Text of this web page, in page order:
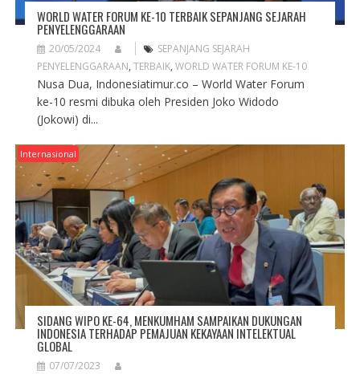
WORLD WATER FORUM KE-10 TERBAIK SEPANJANG SEJARAH
PENYELENGGARAAN
20/05/2024
SEPANJANG SEJARAH
PENYELENGGARAAN, TERBAIK, WORLD WATER FORUM KE-10
Nusa Dua, Indonesiatimur.co – World Water Forum
ke-10 resmi dibuka oleh Presiden Joko Widodo
(Jokowi) di...
Internasional
SIDANG WIPO KE-64, MENKUMHAM SAMPAIKAN DUKUNGAN
INDONESIA TERHADAP PEMAJUAN KEKAYAAN INTELEKTUAL
GLOBAL
07/07/2023